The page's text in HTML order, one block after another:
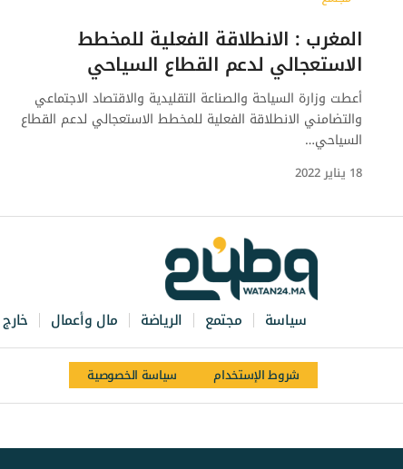
المغرب : الانطلاقة الفعلية للمخطط
الاستعجالي لدعم القطاع السياحي
أعطت وزارة السياحة والصناعة التقليدية والاقتصاد الاجتماعي
والتضامني الانطلاقة الفعلية للمخطط الاستعجالي لدعم القطاع
السياحي…
18 يناير 2022
سياسة مجتمع الرياضة مال وأعمال
شروط الإستخدام سياسة الخصوصية